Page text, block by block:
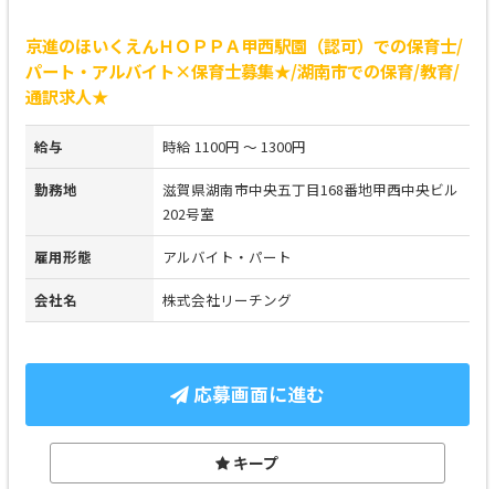
京進のほいくえんＨＯＰＰＡ甲西駅園（認可）での保育士/
パート・アルバイト×保育士募集★/湖南市での保育/教育/
通訳求人★
給与 時給 1100円 ～ 1300円
勤務地
滋賀県湖南市中央五丁目168番地甲西中央ビル
202号室
雇用形態 アルバイト・パート
会社名 株式会社リーチング
応募画面に進む
キープ